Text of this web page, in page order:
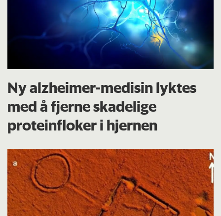
Ny alzheimer-medisin lyktes
med å fjerne skadelige
proteinfloker i hjernen